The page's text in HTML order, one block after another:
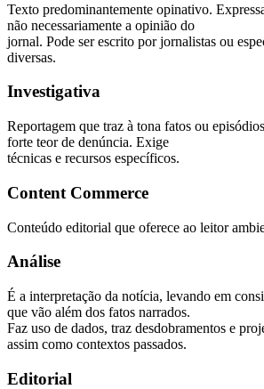
Texto predominantemente opinativo.
não necessariamente a opinião do
jornal. Pode ser escrito por jornalistas ou
diversas.
Investigativa
Reportagem que traz à tona fatos ou
forte teor de denúncia. Exige
técnicas e recursos específicos.
Content Commerce
Conteúdo editorial que oferece ao leitor
Análise
É a interpretação da notícia, levando em
que vão além dos fatos narrados.
Faz uso de dados, traz desdobramentos e
assim como contextos passados.
Editorial